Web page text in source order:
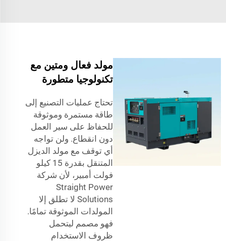
مولد فعال ومتين مع
تكنولوجيا متطورة
تحتاج عمليات التصنيع إلى
طاقة مستمرة وموثوقة
للحفاظ على سير العمل
دون انقطاع. ولن تواجه
أي توقف مع مولد الديزل
المتنقل بقدرة 15 كيلو
فولت أمبير، لأن شركة
Straight Power
Solutions لا تطلق إلا
المولدات الموثوقة تمامًا.
فهو مصمم ليتحمل
ظروف الاستخدام